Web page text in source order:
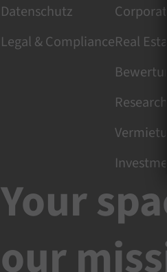
Datenschutz
Legal & ComplianceReal
Research
Your
our